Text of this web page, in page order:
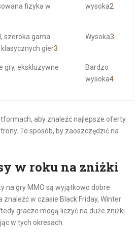
fizyka w
wysoka2
szeroka gama
gier3
Wysoka3
gry, ekskluzywne
Bardzo
wysoka4
aby znaleźć najlepsze oferty.
To sposób, by zaoszczędzić na
w roku na zniżki
na gry MMO są wyjątkowo dobre.
w czasie Black Friday, Winter
gracze mogą liczyć na duże zniżki.
w tych okresach.